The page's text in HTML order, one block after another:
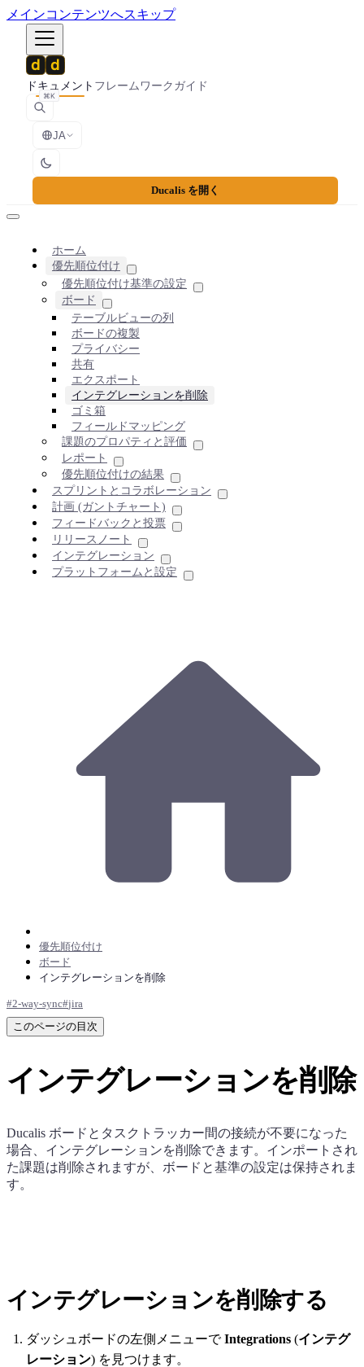
メインコンテンツへスキップ
ドキュメント フレームワークガイド
⌘K
JA
Ducalis を開く
ホーム
優先順位付け
優先順位付け基準の設定
ボード
テーブルビューの列
ボードの複製
プライバシー
共有
エクスポート
インテグレーションを削除
ゴミ箱
フィールドマッピング
課題のプロパティと評価
レポート
優先順位付けの結果
スプリントとコラボレーション
計画 (ガントチャート)
フィードバックと投票
リリースノート
インテグレーション
プラットフォームと設定
優先順位付け
ボード
インテグレーションを削除
#2-way-sync#jira
このページの目次
インテグレーションを削除
Ducalis ボードとタスクトラッカー間の接続が不要になった
場合、インテグレーションを削除できます。インポートされ
た課題は削除されますが、ボードと基準の設定は保持されま
す。
インテグレーションを削除する
ダッシュボードの左側メニューでIntegrations (インテグ
レーション) を見つけます。